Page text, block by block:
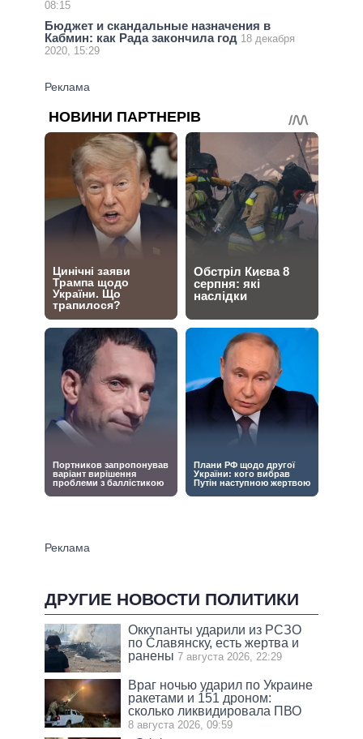
08:15
Бюджет и скандальные назначения в
Кабмин: как Рада закончила год 18 декабря
2020, 15:29
ДРУГИЕ НОВОСТИ ПОЛИТИКИ
Оккупанты ударили из РСЗО
по Славянску, есть жертва и
ранены 7 августа 2026, 22:29
Враг ночью ударил по Украине
ракетами и 151 дроном:
сколько ликвидировала ПВО
8 августа 2026, 09:59